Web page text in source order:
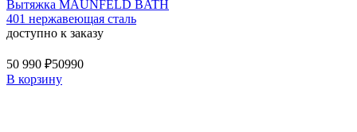
Вытяжка MAUNFELD BATH
401 нержавеющая сталь
доступно к заказу
50 990 ₽50990
В корзину